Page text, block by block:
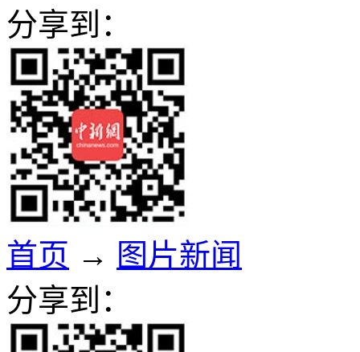
分享到：
首页 → 图片新闻
分享到：